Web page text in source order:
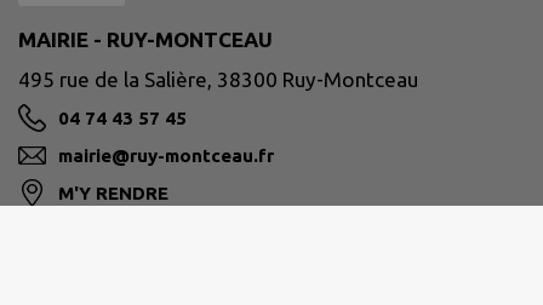
MAIRIE - RUY-MONTCEAU
495 rue de la Salière, 38300 Ruy-Montceau
04 74 43 57 45
mairie@ruy-montceau.fr
M'Y RENDRE